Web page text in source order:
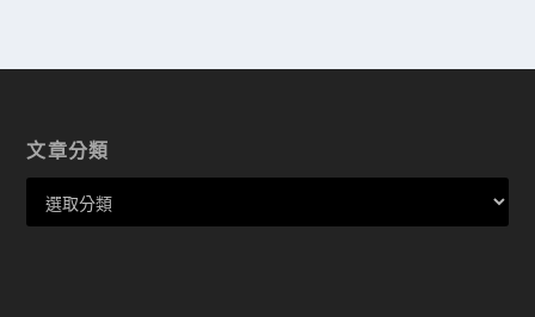
文章分類